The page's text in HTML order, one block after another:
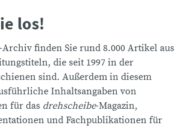
los!
-Archiv finden Sie rund 8.000 Artikel aus
die seit 1997 in der
sind. Außerdem in diesem
Inhaltsangaben von
für das drehscheibe-Magazin,
und Fachpublikationen für